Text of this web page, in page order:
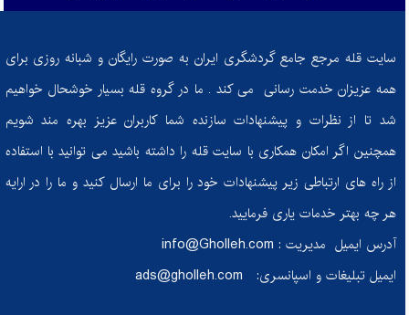
معرفی کتاب چگونه با هر کسی صحبت کنیم
رازهای کش لوپ: ابزار کوچک، نتایج بزرگ برای ورزش و تناسب اندام
لنگرود: کشف جاذبه‌های پنهان در دل گیلان
حکایت بخت بیدار
قدرت پروتئین: نگاهی به خواص شگفت‌انگیز گوشت گوساله برای سلامتی
زیر سایه‌ی انتقاد: تأثیرات مخرب مردهای ایرادگیر بر سلامت روانی و عاطفی همسران
سایت قله مرجع جامع گردشگری ایران به صورت رایگان و شبانه روزی برای
همه عزیزان خدمت رسانی می کند . ما در گروه قله بسیار خوشحال خواهیم
شد تا از نظرات و پیشنهادات سازنده شما کاربران عزیز بهره مند شویم
همچنین اگر امکان همکاری با سایت قله را داشته باشید می توانید با استفاده
از راه های ارتباطی زیر پیشنهادات خود را برای ما ارسال کنید و ما را در ارایه
هر چه بهتر خدمات یاری فرمایید.
آدرس ایمیل مدیریت : info@Gholleh.com
ایمیل تبلیغات و اسپانسری: ads@gholleh.com